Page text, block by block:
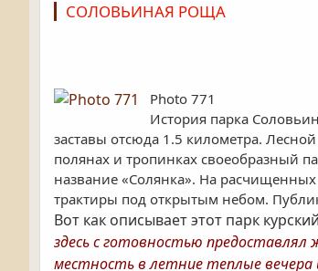
СОЛОВЬИНАЯ РОЩА
Photo 771
История парка
заставы отсюда 1.5 километра.
полянах и тропинках своеобразный
название «Солянка». На
трактиры под открытым небом.
Вот как описывает этот парк
здесь с готовностью
местность в летние теплые вечера